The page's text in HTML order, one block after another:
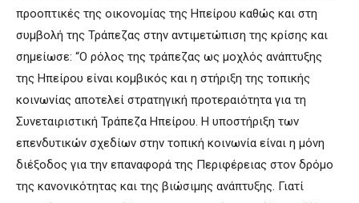
προοπτικές της οικονομίας της Ηπείρου καθώς και στη
συμβολή της Τράπεζας στην αντιμετώπιση της κρίσης και
σημείωσε: “Ο ρόλος της τράπεζας ως μοχλός ανάπτυξης
της Ηπείρου είναι κομβικός και η στήριξη της τοπικής
κοινωνίας αποτελεί στρατηγική προτεραιότητα για τη
Συνεταιριστική Τράπεζα Ηπείρου. Η υποστήριξη των
επενδυτικών σχεδίων στην τοπική κοινωνία είναι η μόνη
διέξοδος για την επαναφορά της Περιφέρειας στον δρόμο
της κανονικότητας και της βιώσιμης ανάπτυξης. Γιατί